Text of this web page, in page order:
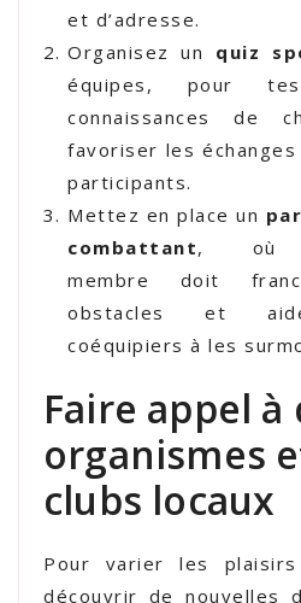
et d’adresse.
Organisez un quiz
équipes, pour
connaissances de
favoriser les
participants.
Mettez en place un
combattant, où
membre doit
obstacles et
coéquipiers à les
Faire appel à
organismes
clubs locaux
Pour varier les
découvrir de nouvelles